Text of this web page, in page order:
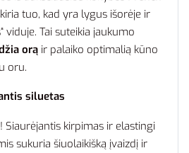
tuo, kad yra lygus išorėje ir
viduje. Tai suteikia jaukumo
orą ir palaiko optimalią kūno
oru.
siluetas
Siaurėjantis kirpimas ir elastingi
sukuria šiuolaikišką įvaizdį ir